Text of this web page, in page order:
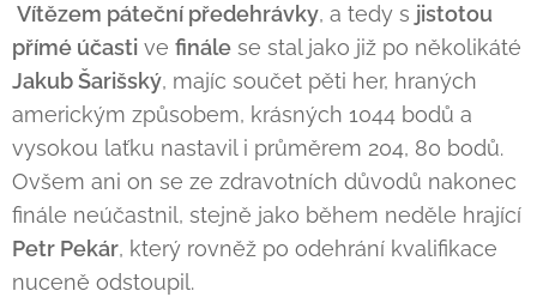
Vítězem páteční předehrávky, a tedy s jistotou
přímé účasti ve finále se stal jako již po několikáté
Jakub Šarišský, majíc součet pěti her, hraných
americkým způsobem, krásných 1044 bodů a
vysokou laťku nastavil i průměrem 204, 80 bodů.
Ovšem ani on se ze zdravotních důvodů nakonec
finále neúčastnil, stejně jako během neděle hrající
Petr Pekár, který rovněž po odehrání kvalifikace
nuceně odstoupil.